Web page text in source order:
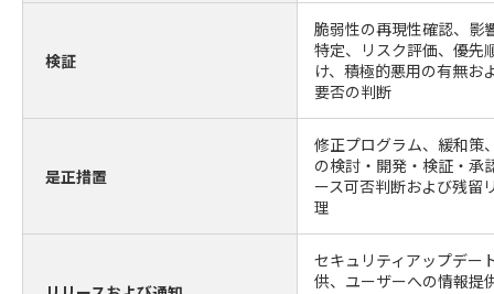
検証
脆弱性の再現性確認、影
特定、リスク評価、優先
け、積極的悪用の有無お
要否の判断
是正措置
修正プログラム、緩和策
の検討・開発・検証・承
ース可否判断および残留
理
セキュリティアップデー
供、ユーザーへの情報提